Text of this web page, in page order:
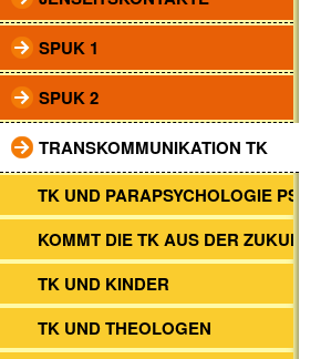
SPUK 1
SPUK 2
TRANSKOMMUNIKATION TK
TK UND PARAPSYCHOLOGIE PSI
KOMMT DIE TK AUS DER ZUKUNFT?
TK UND KINDER
TK UND THEOLOGEN